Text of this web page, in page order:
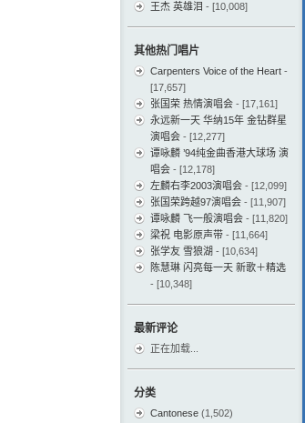
王杰 英雄泪 - [10,008]
其他热门唱片
Carpenters Voice of the Heart -
[17,657]
张国荣 热情演唱会 - [17,161]
永远新一天 华纳15年 金钻群星
演唱会 - [12,277]
谭咏麟 ’94纯金曲香港大球场 演
唱会 - [12,178]
左麟右李2003演唱会 - [12,099]
张国荣跨越97演唱会 - [11,907]
谭咏麟 飞一般演唱会 - [11,820]
梁祝 电影原声带 - [11,664]
张学友 雪狼湖 - [10,634]
陈慧琳 闪亮每一天 新歌＋精选
- [10,348]
最新评论
正在加载...
分类
Cantonese (1,502)